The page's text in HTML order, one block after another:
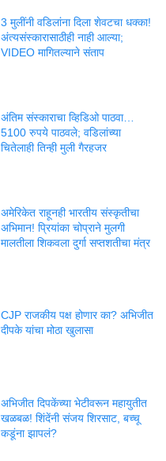
3 मुलींनी वडिलांना दिला शेवटचा धक्का!
अंत्यसंस्कारासाठीही नाही आल्या;
VIDEO मागितल्याने संताप
अंतिम संस्काराचा व्हिडिओ पाठवा…
5100 रुपये पाठवले; वडिलांच्या
चितेलाही तिन्ही मुली गैरहजर
अमेरिकेत राहूनही भारतीय संस्कृतीचा
अभिमान! प्रियांका चोप्राने मुलगी
मालतीला शिकवला दुर्गा सप्तशतीचा मंत्र
CJP राजकीय पक्ष होणार का? अभिजीत
दीपके यांचा मोठा खुलासा
अभिजीत दिपकेंच्या भेटीवरून महायुतीत
खळबळ! शिंदेंनी संजय शिरसाट, बच्चू
कडूंना झापलं?